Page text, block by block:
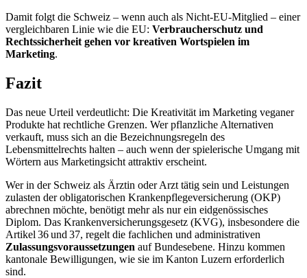
Damit folgt die Schweiz – wenn auch als Nicht-EU-Mitglied – einer
vergleichbaren Linie wie die EU: Verbraucherschutz und
Rechtssicherheit gehen vor kreativen Wortspielen im
Marketing.
Fazit
Das neue Urteil verdeutlicht: Die Kreativität im Marketing veganer
Produkte hat rechtliche Grenzen. Wer pflanzliche Alternativen
verkauft, muss sich an die Bezeichnungsregeln des
Lebensmittelrechts halten – auch wenn der spielerische Umgang mit
Wörtern aus Marketingsicht attraktiv erscheint.
Wer in der Schweiz als Ärztin oder Arzt tätig sein und Leistungen
zulasten der obligatorischen Krankenpflegeversicherung (OKP)
abrechnen möchte, benötigt mehr als nur ein eidgenössisches
Diplom. Das Krankenversicherungsgesetz (KVG), insbesondere die
Artikel 36 und 37, regelt die fachlichen und administrativen
Zulassungsvoraussetzungen auf Bundesebene. Hinzu kommen
kantonale Bewilligungen, wie sie im Kanton Luzern erforderlich
sind.